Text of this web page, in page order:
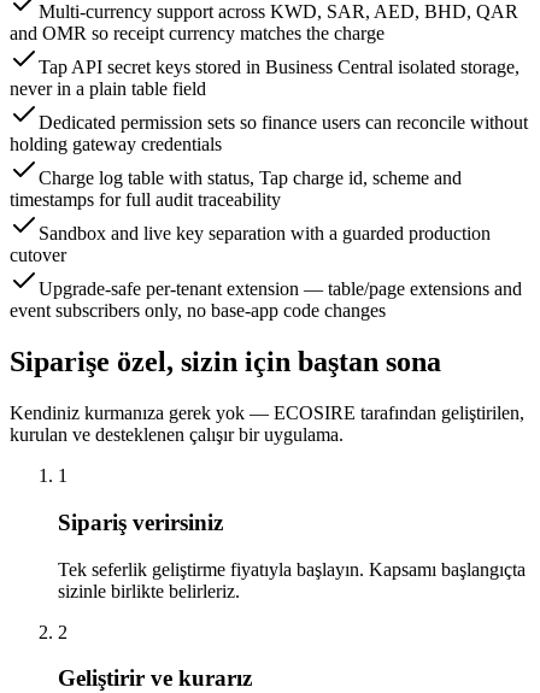
Multi-currency support across KWD, SAR, AED, BHD, QAR
and OMR so receipt currency matches the charge
Tap API secret keys stored in Business Central isolated storage,
never in a plain table field
Dedicated permission sets so finance users can reconcile without
holding gateway credentials
Charge log table with status, Tap charge id, scheme and
timestamps for full audit traceability
Sandbox and live key separation with a guarded production
cutover
Upgrade-safe per-tenant extension — table/page extensions and
event subscribers only, no base-app code changes
Siparişe özel, sizin için baştan sona
Kendiniz kurmanıza gerek yok — ECOSIRE tarafından geliştirilen,
kurulan ve desteklenen çalışır bir uygulama.
1
Sipariş verirsiniz
Tek seferlik geliştirme fiyatıyla başlayın. Kapsamı başlangıçta
sizinle birlikte belirleriz.
2
Geliştirir ve kurarız